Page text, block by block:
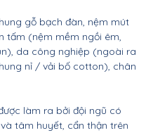
gỗ bạch đàn, nệm mút
tấm (nệm mềm ngồi êm,
da công nghiệp (ngoài ra
nỉ / vải bố cotton), chân
làm ra bởi đội ngũ có
tâm huyết, cẩn thận trên